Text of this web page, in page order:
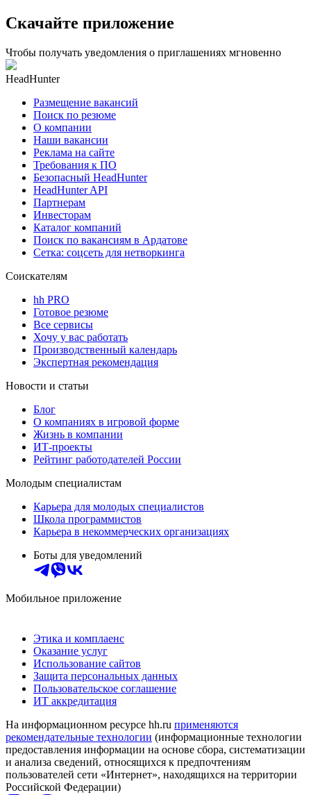
Скачайте приложение
Чтобы получать уведомления о приглашениях мгновенно
HeadHunter
Размещение вакансий
Поиск по резюме
О компании
Наши вакансии
Реклама на сайте
Требования к ПО
Безопасный HeadHunter
HeadHunter API
Партнерам
Инвесторам
Каталог компаний
Поиск по вакансиям в Ардатове
Сетка: соцсеть для нетворкинга
Соискателям
hh PRO
Готовое резюме
Все сервисы
Хочу у вас работать
Производственный календарь
Экспертная рекомендация
Новости и статьи
Блог
О компаниях в игровой форме
Жизнь в компании
ИТ-проекты
Рейтинг работодателей России
Молодым специалистам
Карьера для молодых специалистов
Школа программистов
Карьера в некоммерческих организациях
Боты для уведомлений
Мобильное приложение
Этика и комплаенс
Оказание услуг
Использование сайтов
Защита персональных данных
Пользовательское соглашение
ИТ аккредитация
На информационном ресурсе hh.ru применяются
рекомендательные технологии (информационные технологии
предоставления информации на основе сбора, систематизации
и анализа сведений, относящихся к предпочтениям
пользователей сети «Интернет», находящихся на территории
Российской Федерации)